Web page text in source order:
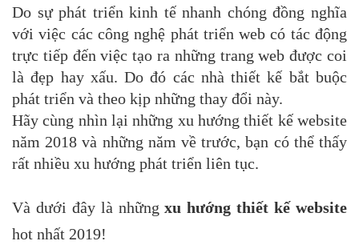
Do sự phát triển kinh tế nhanh chóng đồng nghĩa
với việc các công nghệ phát triển web có tác động
trực tiếp đến việc tạo ra những trang web được coi
là đẹp hay xấu. Do đó các nhà thiết kế bắt buộc
phát triển và theo kịp những thay đổi này.
Hãy cùng nhìn lại những xu hướng thiết kế website
năm 2018 và những năm về trước, bạn có thể thấy
rất nhiều xu hướng phát triển liên tục.
Và dưới đây là nhữngxu hướng thiết kế website
hot nhất 2019!